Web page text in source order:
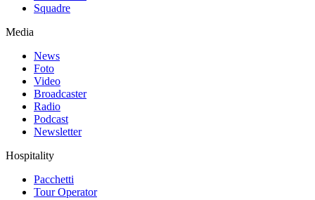
Squadre
Media
News
Foto
Video
Broadcaster
Radio
Podcast
Newsletter
Hospitality
Pacchetti
Tour Operator